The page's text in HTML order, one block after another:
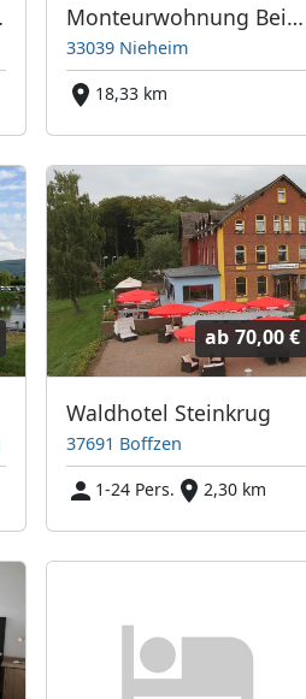
Monteurwohnung Beineke2
33039 Nieheim
18,33 km
ab 70,00 €
Waldhotel Steinkrug
37691 Boffzen
1-24 Pers.
2,30 km